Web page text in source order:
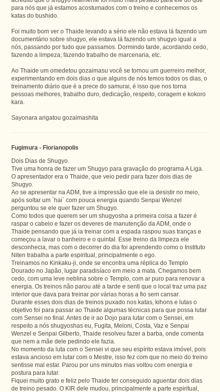
para nós que já estamos acostumados com o treino e conhecemos os
katas do bushido.
Foi muito bom ver o Thaide levando a sério ele não estava lá fazendo um
documentário sobre shugyo, ele estava lá fazendo um shugyo igual a
nós, passando por tudo que passamos. Dormindo tarde, acordando cedo,
fazendo a limpeza, fazendo trabalho de marcenaria, etc.
Ao Thaide um omedetou gozaimasu você se tornou um guerreiro melhor,
experimentando em dois dias o que alguns de nós temos todos os dias, o
treinamento diário que é a prece do samurai, é isso que nos torna
pessoas melhores, trabalho duro, dedicação, respeito, coragem e kokoro
kara.
Sayonara arigatou gozaimashita
Fugimura - Florianopolis
Dois Dias de Shugyo.
Tive uma honra de fazer um Shugyo para gravação do programa A Liga.
O apresentador era o Thaide, que veio pedir para fazer dois dias de
Shugyo.
Ao se apresentar na ADM, tive a impressão que ele ia desistir no meio,
após soltar um `hai` com pouca energia quando Senpai Wenzel
perguntou se ele quer fazer um Shugyo.
Como todos que querem ser um shugyosha a primeira coisa a fazer é
raspar o cabelo e fazer os deveres de manutenção da ADM, onde o
Thaide pensando que já ia treinar com a espada raspou suas tranças e
começou a lavar o banheiro e o quintal. Esse treino da limpeza ele
desconhecia, mas com o decorrer do dia foi aprendendo como o Instituto
Niten trabalha a parte espiritual, principalmente o ego.
Treinamos no Kinkaku-ji, onde se encontra uma réplica do Templo
Dourado no Japão, lugar paradisíaco em meio a mata. Chegamos bem
cedo, com uma leve neblina sobre o Templo, com ar puro para renovar a
energia. Os treinos não parou até a tarde e senti que o local traz uma paz
interior que dava para treinar por várias horas a fio sem cansar.
Durante esses dois dias de treinos puxado nos katas, kihons e lutas o
objetivo foi para passar ao Thaide algumas técnicas para que possa lutar
com Sensei no final. Antes de ir ao Dojo para lutar com o Sensei, em
respeito a nós shugyoshas eu, Fugita, Meloni, Costa, Vaz e Senpai
Wenzel e Senpai Gilberto, Thaide resolveu fazer a barba, onde comenta
que nem a mãe dele pedindo ele fazia.
No momento da luta com o Sensei vi que seu espírito estava imóvel, pois
estava ancioso em lutar com o Mestre, isso fez com que no meio do treino
sentisse mal estar. Parou por uns minutos mas voltou com energia e
postura para lutar.
Fiquei muito grato e feliz pelo Thaide ter conseguido aguentar dois dias
de treino pesado. O KIR dele mudou, principalmente a parte espiritual,